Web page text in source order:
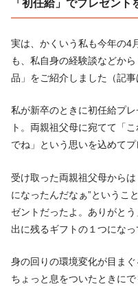
「初任給」でプレゼント
実は、かくいう私も今年の4
も、私自身の経験談などか
品」をご紹介しました（記事
私が新卒のときに初任給プ
ト。両親祖父母に宛てて「
でね」という思いを込めてプ
受け取った両親祖父母から
になったんだなぁ”というこ
ゼントだったよ。ありがと
出に残るギフトの１つになっ
身の回りの環境変化が目ま
ちょっと息をついたときに